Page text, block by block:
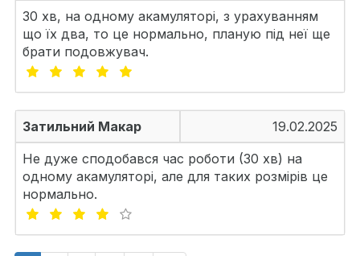
30 хв, на одному акамуляторі, з урахуванням
що їх два, то це нормально, планую під неї ще
брати подовжувач.
Затильний Макар
19.02.2025
Не дуже сподобався час роботи (30 хв) на
одному акамуляторі, але для таких розмірів це
нормально.